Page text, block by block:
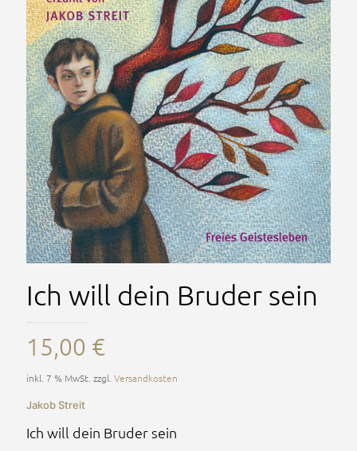
Ich will dein Bruder sein
15,00 €
inkl. 7 % MwSt. zzgl. Versandkosten
Jakob Streit
Ich will dein Bruder sein